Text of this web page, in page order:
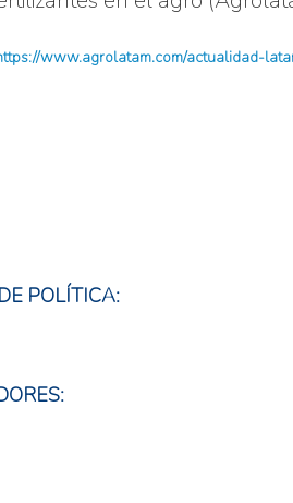
www.agrolatam.com/actualidad-
POLÍTICA:
e Integración Regional